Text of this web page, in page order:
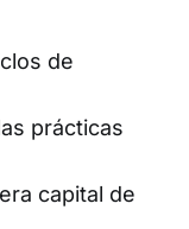
de
prácticas
capital de